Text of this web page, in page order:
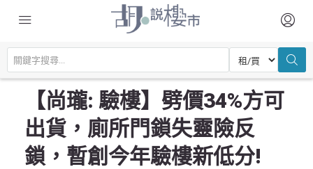
主頁
入屋逐樣捉
【尚瓏: 驗樓】劈價34%方可出貨，廁所門鎖失靈險反鎖，暫創今年驗樓新
低分! (附影片)
【尚瓏: 驗樓】劈價34%方可
出貨，廁所門鎖失靈險反
鎖，暫創今年驗樓新低分!